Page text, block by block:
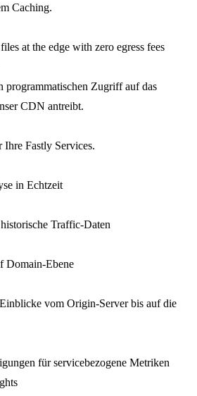
Caching.
at the edge with zero egress fees
programmatischen Zugriff auf das
CDN antreibt.
Fastly Services.
in Echtzeit
Traffic-Daten
Domain-Ebene
vom Origin-Server bis auf die
für servicebezogene Metriken